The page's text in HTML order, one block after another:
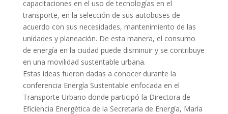
capacitaciones en el uso de tecnologías en el
transporte, en la selección de sus autobuses de
acuerdo con sus necesidades, mantenimiento de las
unidades y planeación. De esta manera, el consumo
de energía en la ciudad puede disminuir y se contribuye
en una movilidad sustentable urbana.
Estas ideas fueron dadas a conocer durante la
conferencia Energía Sustentable enfocada en el
Transporte Urbano donde participó la Directora de
Eficiencia Energética de la Secretaría de Energía, María